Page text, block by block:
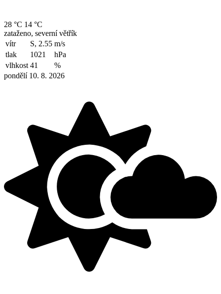
28 °C 14 °C
zataženo, severní větřík
vítr
S, 2.55 m/s
tlak
1021
hPa
vlhkost 41
%
pondělí 10. 8. 2026